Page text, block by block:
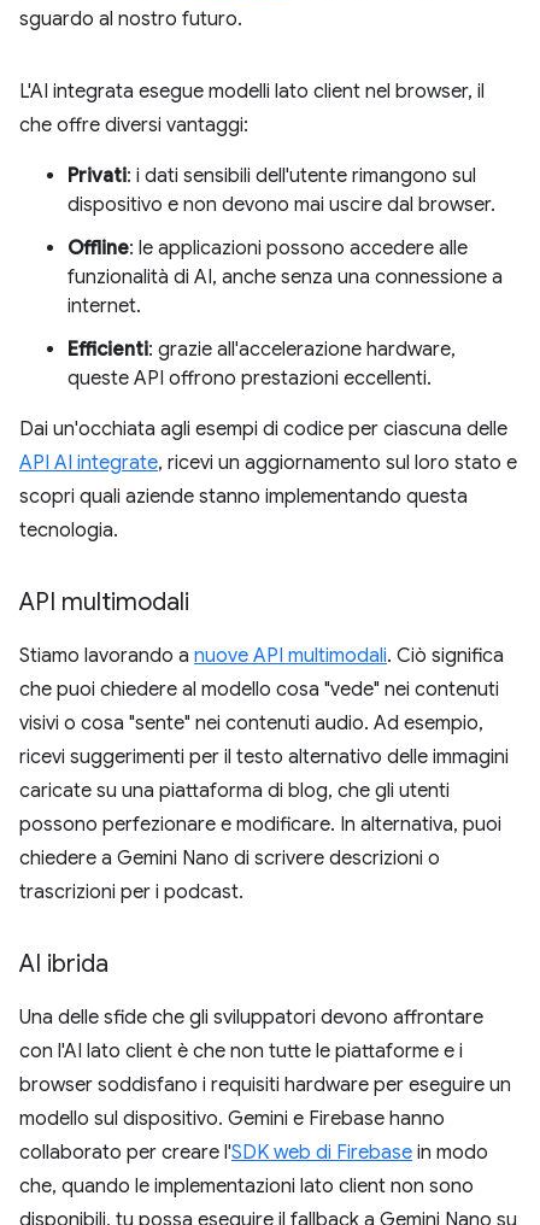
sguardo al nostro futuro.
L'AI integrata esegue modelli lato client nel browser, il
che offre diversi vantaggi:
Privati: i dati sensibili dell'utente rimangono sul
dispositivo e non devono mai uscire dal browser.
Offline: le applicazioni possono accedere alle
funzionalità di AI, anche senza una connessione a
internet.
Efficienti: grazie all'accelerazione hardware,
queste API offrono prestazioni eccellenti.
Dai un'occhiata agli esempi di codice per ciascuna delle
API AI integrate, ricevi un aggiornamento sul loro stato e
scopri quali aziende stanno implementando questa
tecnologia.
API multimodali
Stiamo lavorando a nuove API multimodali. Ciò significa
che puoi chiedere al modello cosa "vede" nei contenuti
visivi o cosa "sente" nei contenuti audio. Ad esempio,
ricevi suggerimenti per il testo alternativo delle immagini
caricate su una piattaforma di blog, che gli utenti
possono perfezionare e modificare. In alternativa, puoi
chiedere a Gemini Nano di scrivere descrizioni o
trascrizioni per i podcast.
AI ibrida
Una delle sfide che gli sviluppatori devono affrontare
con l'AI lato client è che non tutte le piattaforme e i
browser soddisfano i requisiti hardware per eseguire un
modello sul dispositivo. Gemini e Firebase hanno
collaborato per creare l'SDK web di Firebase in modo
che, quando le implementazioni lato client non sono
disponibili, tu possa eseguire il fallback a Gemini Nano su